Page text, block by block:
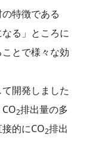
特徴である
る」ところに
とで様々な効
開発しました
2排出量の多
的にCO2排出